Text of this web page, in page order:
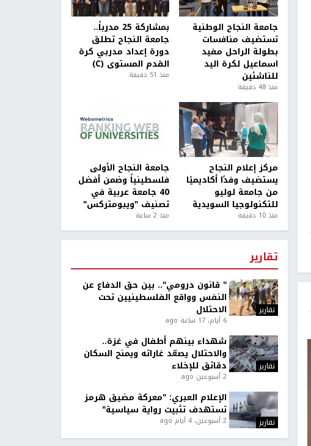
جامعة النجاح الوطنية
تستضيف منافسات
بطولة الراحل مفيد
اسماعيل لكرة اليد
للناشئين
منذ 48 دقيقة
بمشاركة 25 مدرباً..
جامعة النجاح تطلق
دورة إعداد مدربي كرة
القدم المستوى (C)
منذ 51 دقيقة
مركز إعلام النجاح
يستضيف وفدًا أكاديميًا
من جامعة لوليو
للتكنولوجيا السويدية
منذ 10 دقيقة
جامعة النجاح الأولى
فلسطينياً وضمن أفضل
40 جامعة عربية في
تصنيف "ويبومتركس"
منذ 2 ساعة
تقارير
تقارير
" قانون درومي".. بين حق الدفاع عن
النفس وواقع الفلسطينيين تحت
الاحتلال
6 أيام، 17 ساعة ago
تقارير
شهداء بينهم أطفال في غزة..
والاحتلال يصعّد غاراته ويمنح السكان
دقائق للإخلاء
2 أسبوعين ago
تقارير
الإعلام العبري: "معركة مضيق هرمز
تستهدف تثبيت رواية سياسية"
2 أسبوعين، 4 أيام ago